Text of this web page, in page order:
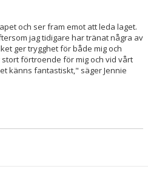
och ser fram emot att leda laget.
jag tidigare har tränat några av
ger trygghet för både mig och
förtroende för mig och vid vårt
känns fantastiskt," säger Jennie